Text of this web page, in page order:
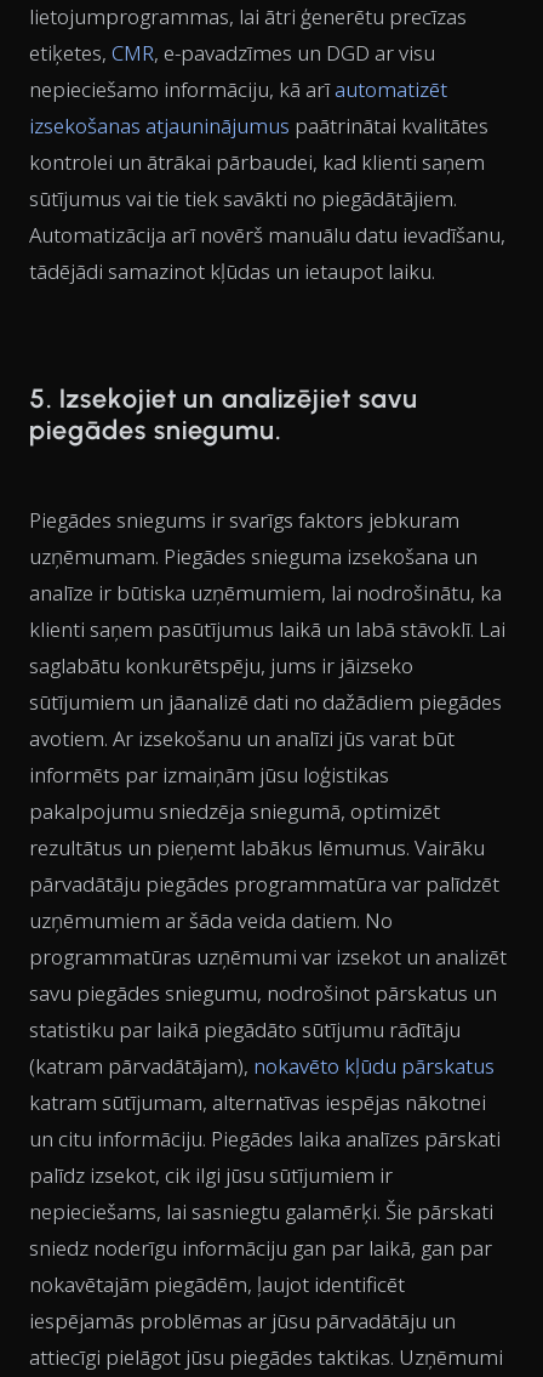
lietojumprogrammas, lai ātri ģenerētu precīzas
etiķetes, CMR, e-pavadzīmes un DGD ar visu
nepieciešamo informāciju, kā arīautomatizēt
izsekošanas atjauninājumus paātrinātai kvalitātes
kontrolei un ātrākai pārbaudei, kad klienti saņem
sūtījumus vai tie tiek savākti no piegādātājiem.
Automatizācija arī novērš manuālu datu ievadīšanu,
tādējādi samazinot kļūdas un ietaupot laiku.
5. Izsekojiet un analizējiet savu
piegādes sniegumu.
Piegādes sniegums ir svarīgs faktors jebkuram
uzņēmumam. Piegādes snieguma izsekošana un
analīze ir būtiska uzņēmumiem, lai nodrošinātu, ka
klienti saņem pasūtījumus laikā un labā stāvoklī. Lai
saglabātu konkurētspēju, jums ir jāizseko
sūtījumiem un jāanalizē dati no dažādiem piegādes
avotiem. Ar izsekošanu un analīzi jūs varat būt
informēts par izmaiņām jūsu loģistikas
pakalpojumu sniedzēja sniegumā, optimizēt
rezultātus un pieņemt labākus lēmumus. Vairāku
pārvadātāju piegādes programmatūra var palīdzēt
uzņēmumiem ar šāda veida datiem. No
programmatūras uzņēmumi var izsekot un analizēt
savu piegādes sniegumu, nodrošinot pārskatus un
statistiku par laikā piegādāto sūtījumu rādītāju
(katram pārvadātājam), nokavēto kļūdu pārskatus
katram sūtījumam, alternatīvas iespējas nākotnei
un citu informāciju. Piegādes laika analīzes pārskati
palīdz izsekot, cik ilgi jūsu sūtījumiem ir
nepieciešams, lai sasniegtu galamērķi. Šie pārskati
sniedz noderīgu informāciju gan par laikā, gan par
nokavētajām piegādēm, ļaujot identificēt
iespējamās problēmas ar jūsu pārvadātāju un
attiecīgi pielāgot jūsu piegādes taktikas. Uzņēmumi